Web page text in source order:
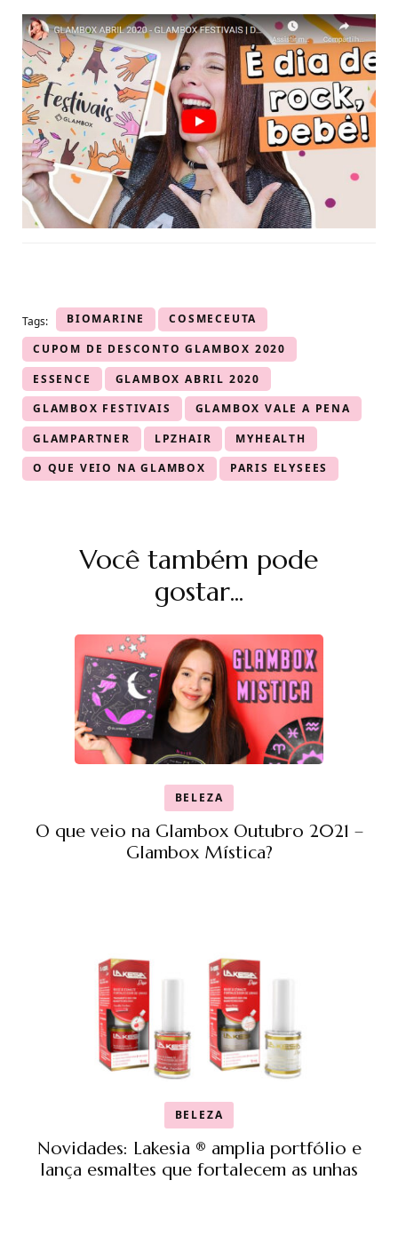
Tags: BIOMARINE
COSMECEUTA
CUPOM DE DESCONTO GLAMBOX 2020
ESSENCE
GLAMBOX ABRIL 2020
GLAMBOX FESTIVAIS
GLAMBOX VALE A PENA
GLAMPARTNER
LPZHAIR
MYHEALTH
O QUE VEIO NA GLAMBOX
PARIS ELYSEES
NavegaçãoVocê também pode
gostar...
BELEZA
O que veio na Glambox Outubro 2021 –
Glambox Mística?
BELEZA
Novidades: Lakesia ® amplia portfólio e
lança esmaltes que fortalecem as unhas